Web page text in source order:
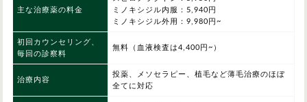
主な治療薬の料金
ミノキシジル内服：5,940円
ミノキシジル外用：9,980円~
初回カウンセリング、
毎回の診察料
無料（血液検査は4,400円~）
治療内容
投薬、メソセラピー、植毛など薄毛治療のほぼ
全てに対応